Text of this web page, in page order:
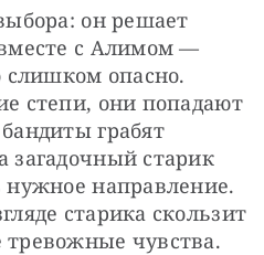
он решает
с Алимом —
слишком опасно.
степи, они попадают
грабят
загадочный старик
нужное направление.
старика скользит
чувства.